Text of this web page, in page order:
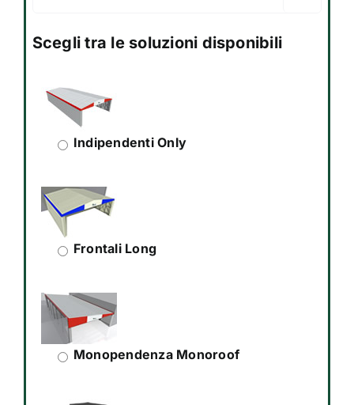
Scegli tra le soluzioni disponibili
Indipendenti Only
Frontali Long
Monopendenza Monoroof